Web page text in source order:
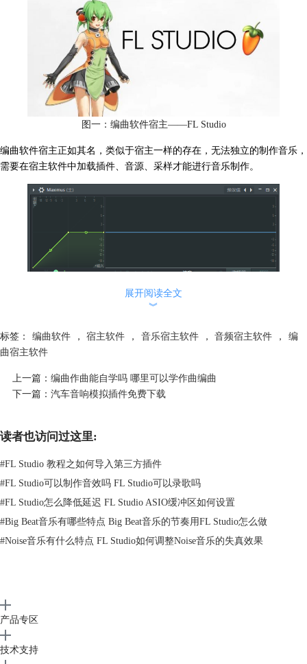
图一：编曲软件宿主——FL Studio
编曲软件宿主正如其名，类似于宿主一样的存在，无法独立的制作音乐，
需要在宿主软件中加载插件、音源、采样才能进行音乐制作。
不同的编曲软件宿主有着自己的优缺点，主流的应用场景也大不相同。这
当中有老牌宿主，也有后起之秀。在接下来的内容中我将为大家解读几款
二、编曲软件宿主那个简单
1.FL Studio
如果是电子音乐或是Beat制作就不得不提到FL Studio，FL Studio的精髓在
于Pattern和Loop，其方便程度是其他软件不能比拟的。 比较容易入门，
上传FL Studio制作的过程与教程，这将会帮助引导更多年轻音乐人学习
其使用方法，最终创造出属于自己的音乐风格。
展开阅读全文
︾
标签： 编曲软件 ， 宿主软件 ， 音乐宿主软件 ， 音频宿主软件 ，
编
曲宿主软件
上一篇： 编曲作曲能自学吗 哪里可以学作曲编曲
下一篇： 汽车音响模拟插件免费下载
读者也访问过这里:
#FL Studio 教程之如何导入第三方插件
#FL Studio可以制作音效吗 FL Studio可以录歌吗
#FL Studio怎么降低延迟 FL Studio ASIO缓冲区如何设置
#Big Beat音乐有哪些特点 Big Beat音乐的节奏用FL Studio怎么做
#Noise音乐有什么特点 FL Studio如何调整Noise音乐的失真效果
产品专区
技术支持